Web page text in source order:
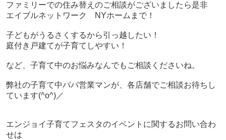
ファミリーでの住み替えのご相談がございましたら是非
エイブルネットワーク NYホームまで！
子どもがうるさくするから引っ越したい！
庭付き戸建てが子育てしやすい！
など、子育て中のお悩みなんでもご相談くださいね。
弊社の子育て中パパ営業マンが、各店舗でご相談お待ちし
ています(^o^)／
エンジョイ子育てフェスタのイベントに関するお問い合わ
せは